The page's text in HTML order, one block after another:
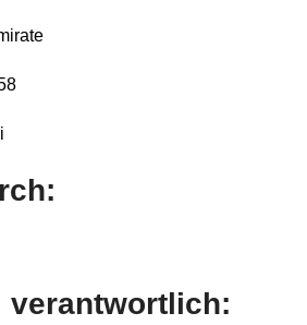
verantwortlich: